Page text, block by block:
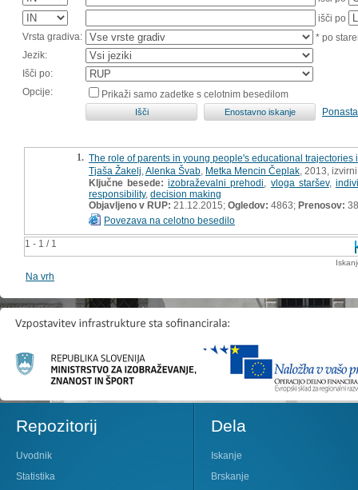
išči po
Vrsta gradiva:
* po
Jezik:
Išči po:
Opcije:
Prikaži samo zadetke s celotnim besedilom
1 - 1 / 1
1. The role of parents in young people's educational trajectories
Tjaša Žakelj Alenka Švab Metka Mencin Čeplak , 2013,
Ključne besede: izobraževalni prehodi vloga staršev,
responsibility, decision making
Objavljeno v RUP: 21.12.2015; Ogledov: 4863; Prenosov: 38
Povezava na celotno besedilo
Na vrh
Repozitorij
Uvodnik
Statistika
Dela
Iskanje
Brskanje